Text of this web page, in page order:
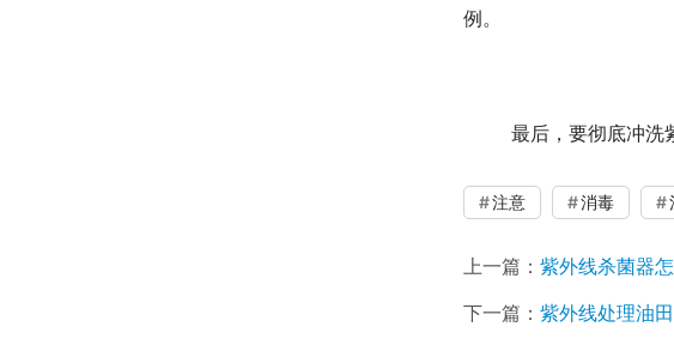
例。
最后，要彻底冲洗
注意 消毒
上一篇： 紫外线杀菌器
下一篇： 紫外线处理油